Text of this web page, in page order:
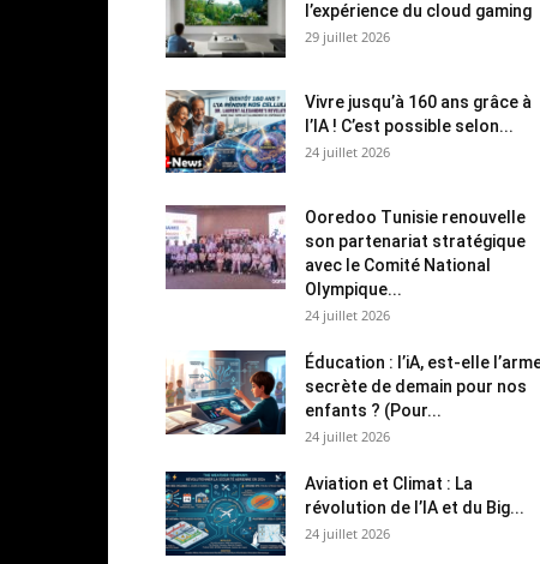
l’expérience du cloud gaming
29 juillet 2026
Vivre jusqu’à 160 ans grâce à
l’IA ! C’est possible selon...
24 juillet 2026
Ooredoo Tunisie renouvelle
son partenariat stratégique
avec le Comité National
Olympique...
24 juillet 2026
Éducation : l’iA, est-elle
secrète de demain pour nos
enfants ? (Pour...
24 juillet 2026
Aviation et Climat : La
révolution de l’IA et du Big...
24 juillet 2026